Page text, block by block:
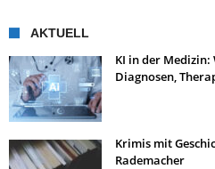
AKTUELL
KI in der
Diagnosen,
Krimis mit
Rademacher